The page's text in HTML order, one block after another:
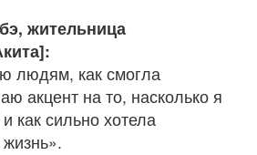
жительница
людям, как смогла
акцент на то, насколько я
как сильно хотела